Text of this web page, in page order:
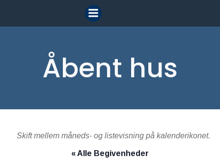
indhold
Åbent hus
Skift mellem måneds- og listevisning på kalenderikonet.
« Alle Begivenheder